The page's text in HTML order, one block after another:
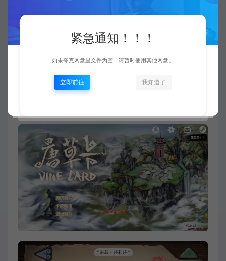
推荐配置:
需要 64 位处理器和操作系统
操作系统 *: Windows 7+
处理器: Intel or AMD Dual Core CPU
内存: 1 GB RAM
紧急通知！！！
如果夸克网盘里文件为空，请暂时使用其他网盘。
立即前往 我知道了